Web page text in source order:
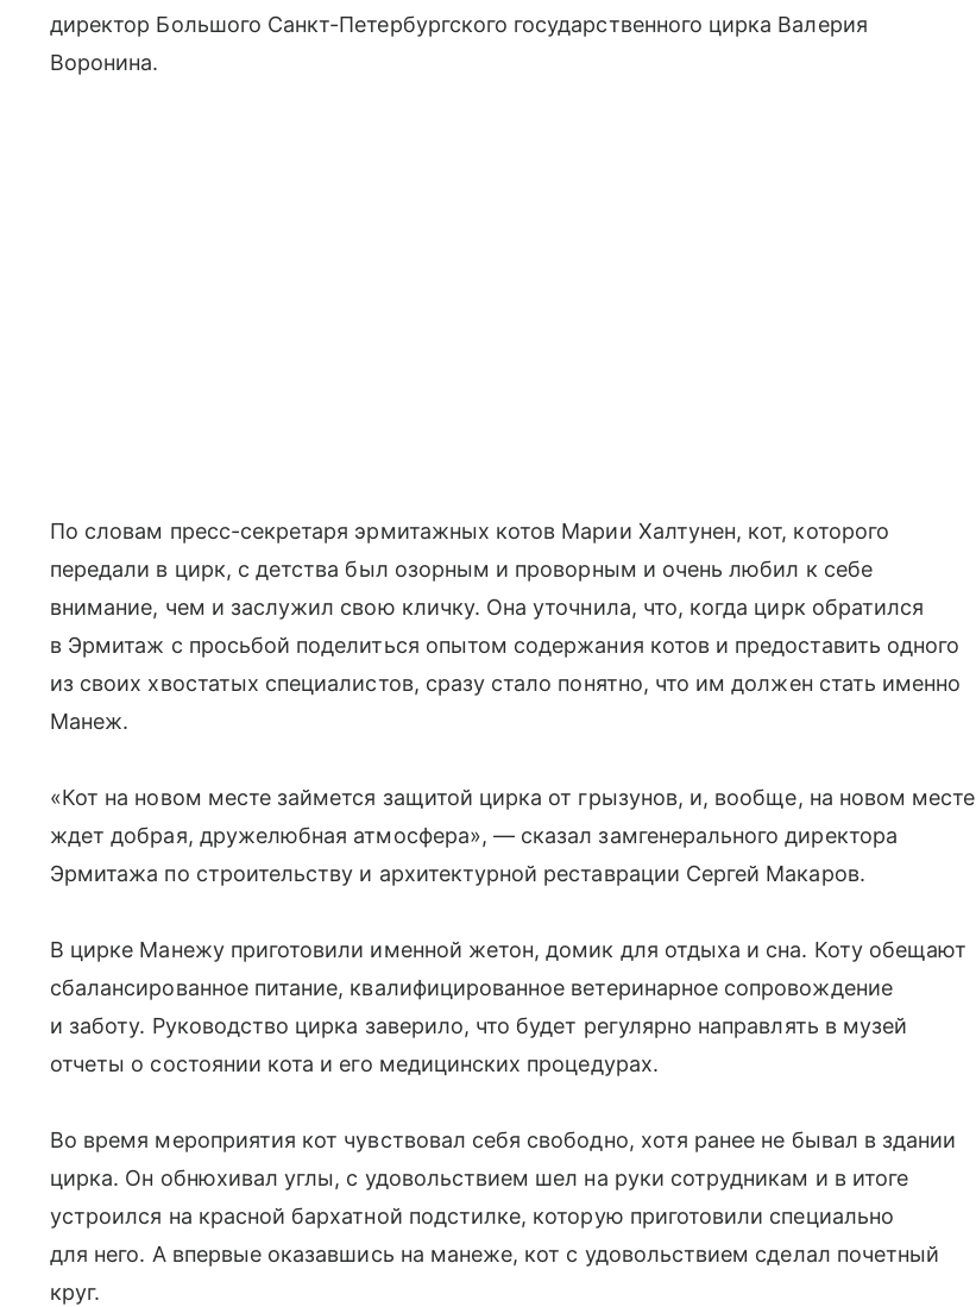
директор Большого Санкт-Петербургского государственного цирка Валерия
Воронина.
По словам пресс-секретаря эрмитажных котов Марии Халтунен, кот, которого
передали в цирк, с детства был озорным и проворным и очень любил к себе
внимание, чем и заслужил свою кличку. Она уточнила, что, когда цирк обратился
в Эрмитаж с просьбой поделиться опытом содержания котов и предоставить одного
из своих хвостатых специалистов, сразу стало понятно, что им должен стать именно
Манеж.
«Кот на новом месте займется защитой цирка от грызунов, и, вообще, на новом месте
ждет добрая, дружелюбная атмосфера», — сказал замгенерального директора
Эрмитажа по строительству и архитектурной реставрации Сергей Макаров.
В цирке Манежу приготовили именной жетон, домик для отдыха и сна. Коту обещают
сбалансированное питание, квалифицированное ветеринарное сопровождение
и заботу. Руководство цирка заверило, что будет регулярно направлять в музей
отчеты о состоянии кота и его медицинских процедурах.
Во время мероприятия кот чувствовал себя свободно, хотя ранее не бывал в здании
цирка. Он обнюхивал углы, с удовольствием шел на руки сотрудникам и в итоге
устроился на красной бархатной подстилке, которую приготовили специально
для него. А впервые оказавшись на манеже, кот с удовольствием сделал почетный
круг.